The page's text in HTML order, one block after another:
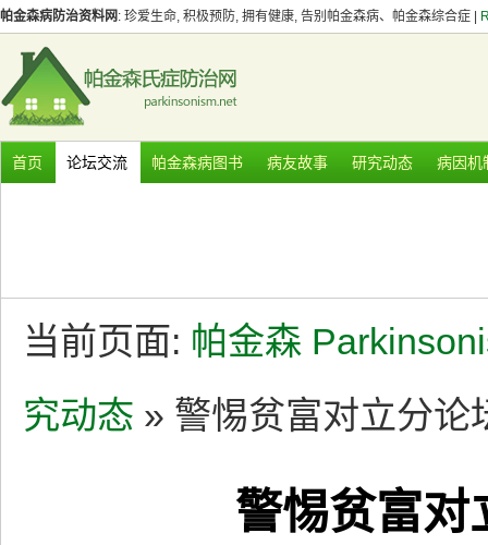
帕金森病防治资料网 : 珍爱生命, 积极预防, 拥有健康, 告别帕金森病、帕金森综合症 |
首页 论坛交流 帕金森病图书 病友故事 研究动态 病因机
当前页面: 帕金森
究动态 » 警惕贫富对立分论
警惕贫富对